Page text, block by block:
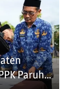
Paruh